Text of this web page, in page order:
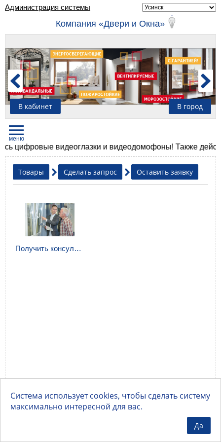
Администрация системы
Компания «Двери и Окна»
В кабинет В город
видеоглазки и видеодомофоны! Также
Товары Сделать запрос Оставить заявку
Получить консультацию.
Система использует cookies, чтобы сделать систему
максимально интересной для вас.
Да